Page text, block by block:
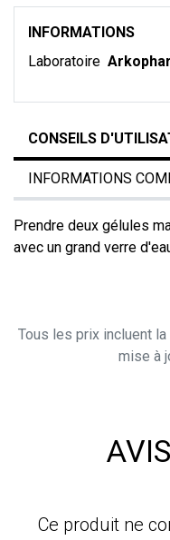
INFORMATIONS
Laboratoire
CONSEILS
INFORMATIONS
Prendre deux gélules
avec un grand verre
Tous les prix incluent
mise à
Ce produit ne